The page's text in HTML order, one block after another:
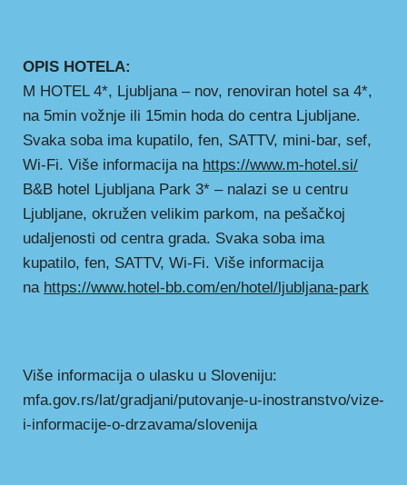
OPIS HOTELA:
M HOTEL 4*, Ljubljana – nov, renoviran hotel sa 4*,
na 5min vožnje ili 15min hoda do centra Ljubljane.
Svaka soba ima kupatilo, fen, SATTV, mini-bar, sef,
Wi-Fi. Više informacija na https://www.m-hotel.si/
B&B hotel Ljubljana Park 3* – nalazi se u centru
Ljubljane, okružen velikim parkom, na pešačkoj
udaljenosti od centra grada. Svaka soba ima
kupatilo, fen, SATTV, Wi-Fi. Više informacija
na https://www.hotel-bb.com/en/hotel/ljubljana-park
Više informacija o ulasku u Sloveniju:
mfa.gov.rs/lat/gradjani/putovanje-u-inostranstvo/vize-
i-informacije-o-drzavama/slovenija